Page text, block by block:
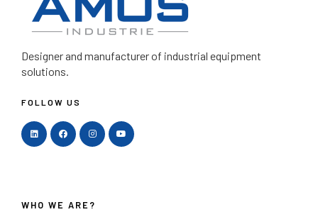
Designer and manufacturerof industrial equipment
solutions.
FOLLOW US
WHO WE ARE?